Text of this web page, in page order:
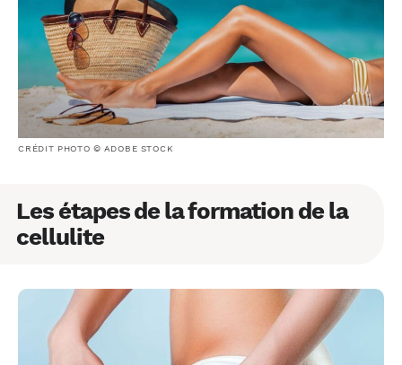
CRÉDIT PHOTO © ADOBE STOCK
Les étapes de la formation de la
cellulite